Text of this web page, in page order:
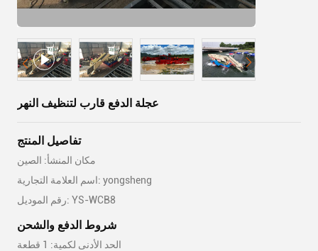
عجلة الدفع قارب لتنظيف النهر
تفاصيل المنتج
مكان المنشأ: الصين
اسم العلامة التجارية: yongsheng
رقم الموديل: YS-WCB8
شروط الدفع والشحن
الحد الأدنى لكمية: 1 قطعة